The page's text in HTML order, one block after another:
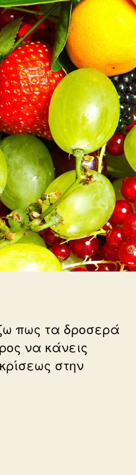
πως τα δροσερά
να κάνεις
στην